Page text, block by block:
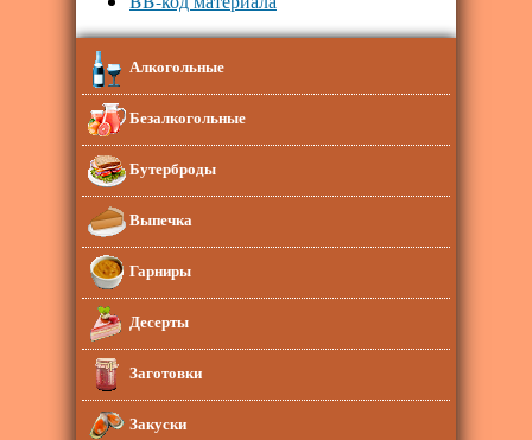
Алкогольные
Безалкогольные
Бутерброды
Выпечка
Гарниры
Десерты
Заготовки
Закуски